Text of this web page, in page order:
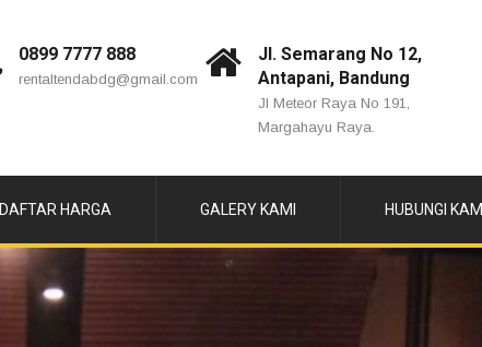
0899 7777 888
rentaltendabdg@gmail.com
Jl. Semarang No 12,
Antapani, Bandung
Jl Meteor Raya No 191,
Margahayu Raya.
DAFTAR HARGA GALERY KAMI HUBUNGI KAMI